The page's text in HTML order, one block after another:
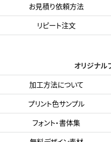
お見積り依頼方法
リピート注文
オリジナル
加工方法について
プリント色サンプル
フォント・書体集